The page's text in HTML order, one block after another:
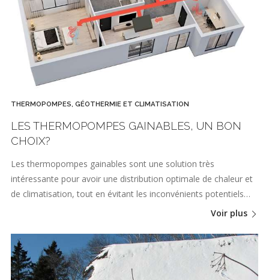
THERMOPOMPES, GÉOTHERMIE ET CLIMATISATION
LES THERMOPOMPES GAINABLES, UN BON
CHOIX?
Les thermopompes gainables sont une solution très
intéressante pour avoir une distribution optimale de chaleur et
de climatisation, tout en évitant les inconvénients potentiels…
Voir plus